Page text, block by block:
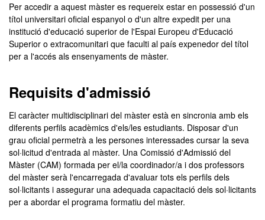
Per accedir a aquest màster es requereix estar en possessió d'un
títol universitari oficial espanyol o d'un altre expedit per una
institució d'educació superior de l'Espai Europeu d'Educació
Superior o extracomunitari que faculti al país expenedor del títol
per a l'accés als ensenyaments de màster.
Requisits d'admissió
El caràcter multidisciplinari del màster està en sincronia amb els
diferents perfils acadèmics d'els/les estudiants. Disposar d'un
grau oficial permetrà a les persones interessades cursar la seva
sol·licitud d'entrada al màster. Una Comissió d'Admissió del
Màster (CAM) formada per el/la coordinador/a i dos professors
del màster serà l'encarregada d'avaluar tots els perfils dels
sol·licitants i assegurar una adequada capacitació dels sol·licitants
per a abordar el programa formatiu del màster.